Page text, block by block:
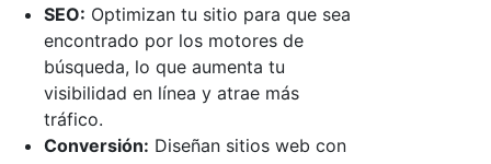
SEO: Optimizan tu sitio para que sea
encontrado por los motores de
búsqueda, lo que aumenta tu
visibilidad en línea y atrae más
tráfico.
Conversión: Diseñan sitios web con